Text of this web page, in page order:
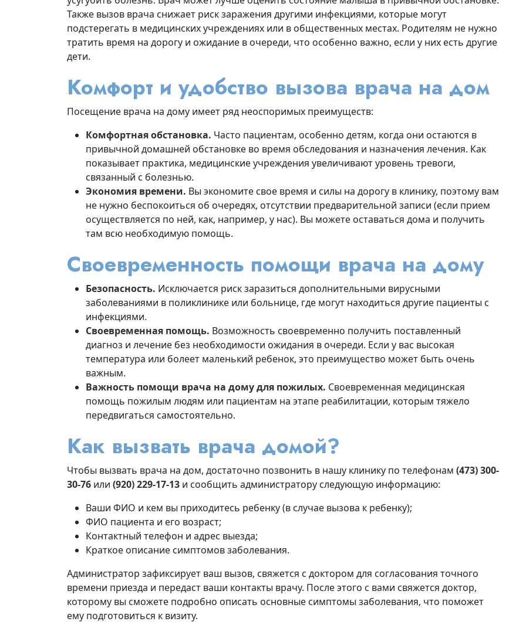
Также вызов врача снижает риск заражения другими инфекциями, которые могут
подстерегать в медицинских учреждениях или в общественных местах. Родителям не нужно
тратить время на дорогу и ожидание в очереди, что особенно важно, если у них есть другие
дети.
Комфорт и удобство вызова врача на дом
Посещение врача на дому имеет ряд неоспоримых преимуществ:
Комфортная обстановка. Часто пациентам, особенно детям, когда они остаются в
привычной домашней обстановке во время обследования и назначения лечения. Как
показывает практика, медицинские учреждения увеличивают уровень тревоги,
связанный с болезнью.
Экономия времени. Вы экономите свое время и силы на дорогу в клинику, поэтому вам
не нужно беспокоиться об очередях, отсутствии предварительной записи (если прием
осуществляется по ней, как, например, у нас). Вы можете оставаться дома и получить
там всю необходимую помощь.
Своевременность помощи врача на дому
Безопасность. Исключается риск заразиться дополнительными вирусными
заболеваниями в поликлинике или больнице, где могут находиться другие пациенты с
инфекциями.
Своевременная помощь. Возможность своевременно получить поставленный
диагноз и лечение без необходимости ожидания в очереди. Если у вас высокая
температура или болеет маленький ребенок, это преимущество может быть очень
важным.
Важность помощи врача на дому для пожилых. Своевременная медицинская
помощь пожилым людям или пациентам на этапе реабилитации, которым тяжело
передвигаться самостоятельно.
Как вызвать врача домой?
Чтобы вызвать врача на дом, достаточно позвонить в нашу клинику по телефонам (473) 300-
30-76 или (920) 229-17-13 и сообщить администратору следующую информацию:
Ваши ФИО и кем вы приходитесь ребенку (в случае вызова к ребенку);
ФИО пациента и его возраст;
Контактный телефон и адрес выезда;
Краткое описание симптомов заболевания.
Администратор зафиксирует ваш вызов, свяжется с доктором для согласования точного
времени приезда и передаст ваши контакты врачу. После этого с вами свяжется доктор,
которому вы сможете подробно описать основные симптомы заболевания, что поможет
ему подготовиться к визиту.